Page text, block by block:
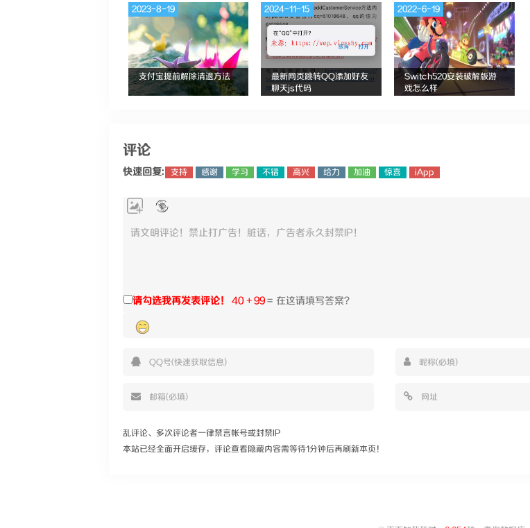
支付宝提前解除清退方法
2023-8-19
最新网页跳转QQ添加好友
聊天js代码
2024-11-15
Switch520安装破解版游
戏怎么样
2022-6-19
评论
快速回复: 支持 感谢 学习 不错 高兴 给力 加油 惊喜 iApp
请勾选我再发表评论！ 40 + 99=
乱评论、多次评论者一律禁言帐号或封禁IP
本站已经全面开启缓存，评论查看隐藏内容需等待1分钟后再刷新本页！